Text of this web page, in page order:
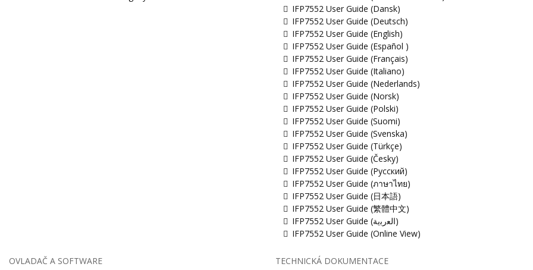
IFP7552 User Guide (Dansk)
IFP7552 User Guide (Deutsch)
IFP7552 User Guide (English)
IFP7552 User Guide (Español )
IFP7552 User Guide (Français)
IFP7552 User Guide (Italiano)
IFP7552 User Guide (Nederlands)
IFP7552 User Guide (Norsk)
IFP7552 User Guide (Polski)
IFP7552 User Guide (Suomi)
IFP7552 User Guide (Svenska)
IFP7552 User Guide (Türkçe)
IFP7552 User Guide (Česky)
IFP7552 User Guide (Русский)
IFP7552 User Guide (ภาษาไทย)
IFP7552 User Guide (日本語)
IFP7552 User Guide (繁體中文)
IFP7552 User Guide (ﺍﻟﻌﺭﺑﻳﺔ)
IFP7552 User Guide (Online View)
OVLADAČ A SOFTWARE
TECHNICKÁ DOKUMENTACE